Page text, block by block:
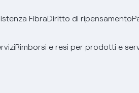
FibraDiritto di ripensamento
Rimborsi e resi per prodotti e